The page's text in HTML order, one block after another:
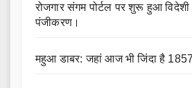
रोजगार संगम पोर्टल पर शुरू हुआ विदेशी
पंजीकरण।
महुआ डाबर: जहां आज भी जिंदा है